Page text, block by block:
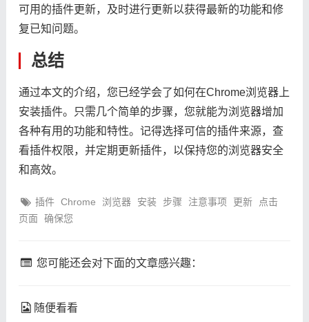
可用的插件更新，及时进行更新以获得最新的功能和修
复已知问题。
总结
通过本文的介绍，您已经学会了如何在Chrome浏览器上
安装插件。只需几个简单的步骤，您就能为浏览器增加
各种有用的功能和特性。记得选择可信的插件来源，查
看插件权限，并定期更新插件，以保持您的浏览器安全
和高效。
插件 Chrome 浏览器 安装 步骤 注意事项 更新
点击
页面 确保您
您可能还会对下面的文章感兴趣：
随便看看